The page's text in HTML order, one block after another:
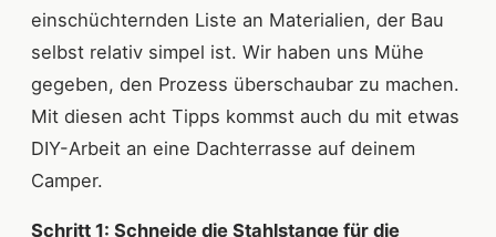
einschüchternden Liste an Materialien, der Bau
selbst relativ simpel ist. Wir haben uns Mühe
gegeben, den Prozess überschaubar zu machen.
Mit diesen acht Tipps kommst auch du mit etwas
DIY-Arbeit an eine Dachterrasse auf deinem
Camper.
Schritt 1: Schneide die Stahlstange für die